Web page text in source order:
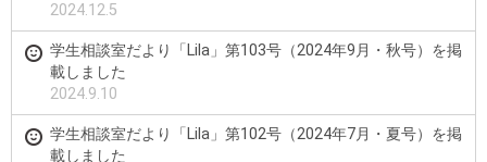
2024.12.5
学生相談室だより「Lila」第103号（2024年9月・秋号）を掲
載しました
2024.9.10
学生相談室だより「Lila」第102号（2024年7月・夏号）を掲
載しました